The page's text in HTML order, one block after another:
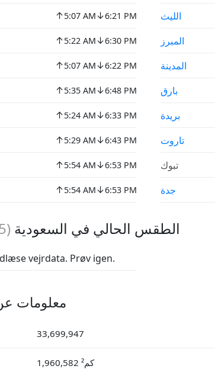
↑5:07 AM↓6:21 PM
↑5:22 AM↓6:30 PM
↑5:07 AM↓6:22 PM
↑5:35 AM↓6:48 PM
↑5:24 AM↓6:33 PM
↑5:29 AM↓6:43 PM
↑5:54 AM↓6:53 PM
↑5:54 AM↓6:53 PM
الليث
المبرز
المدينة
بارق
بريدة
تاروت
تبوك
جدة
الطقس الحالي في السعودية (
vejrdata. Prøv igen.
معلومات
33,699,947
1,960,582 كم²